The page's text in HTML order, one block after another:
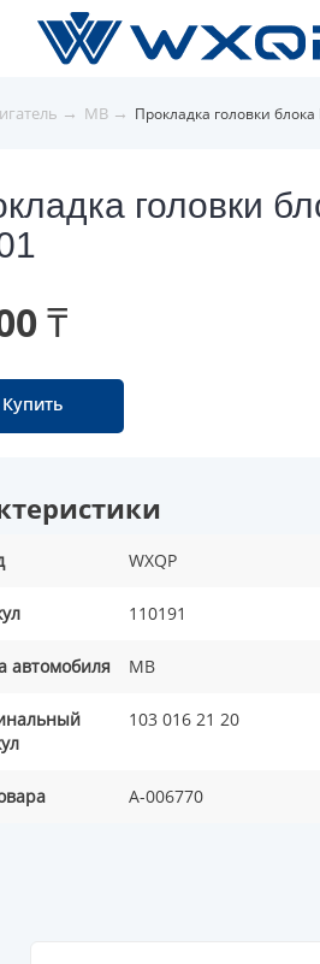
→ MB → Прокладка головки
головки
₸
Купить
WXQP
110191
автомобиля MB
103 016 21 20
A-006770